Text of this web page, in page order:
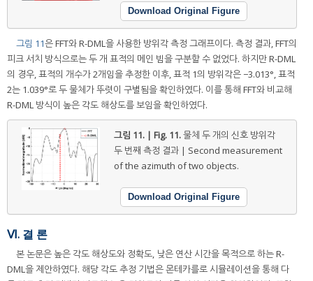
Download Original Figure
그림 11은 FFT와 R-DML을 사용한 방위각 측정 그래프이다. 측정 결과, FFT의
피크 서치 방식으로는 두 개 표적의 메인 빔을 구분할 수 없었다. 하지만 R-DML
의 경우, 표적의 개수가 2개임을 추정한 이후, 표적 1의 방위각은 −3.013°, 표적
2는 1.039°로 두 물체가 뚜렷이 구별됨을 확인하였다. 이를 통해 FFT와 비교해
R-DML 방식이 높은 각도 해상도를 보임을 확인하였다.
그림 11. | Fig. 11.물체 두 개의 신호 방위각
두 번째 측정 결과 | Second measurement
of the azimuth of two objects.
Download Original Figure
Ⅵ. 결 론
본 논문은 높은 각도 해상도와 정확도, 낮은 연산 시간을 목적으로 하는 R-
DML을 제안하였다. 해당 각도 추정 기법은 몬테카를로 시뮬레이션을 통해 다